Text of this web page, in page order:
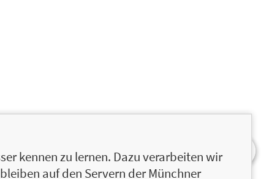
kennen zu lernen. Dazu verarbeiten wir
auf den Servern der Münchner